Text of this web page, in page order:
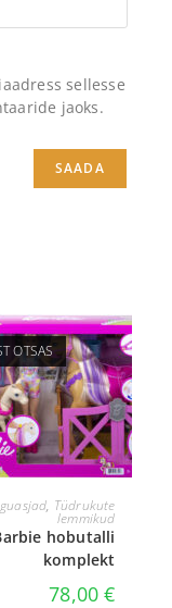
sellesse
jaoks.
OTSAS
LOE EDASI
, Tüdrukute
lemmikud
hobutalli
komplekt
78,00€